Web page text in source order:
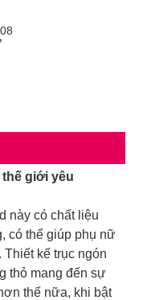
giới yêu
này có chất liệu
có thể giúp phụ nữ
Thiết kế trục ngón
thỏ mang đến sự
thế nữa, khi bật